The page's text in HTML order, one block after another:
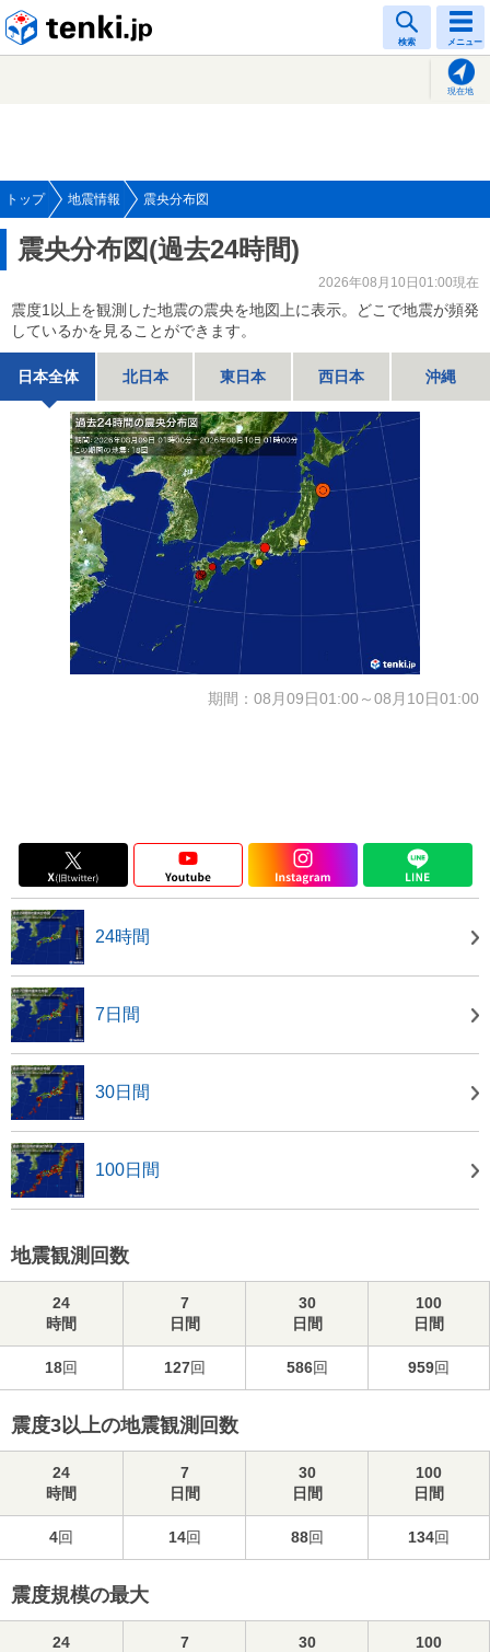
検索 メニュー
現在地
トップ 地震情報 震央分布図
震央分布図(過去24時間)
2026年08月10日01:00現在
震度1以上を観測した地震の震央を地図上に表示。どこで地震が頻発
しているかを見ることができます。
日本全体 北日本 東日本 西日本 沖縄
期間：08月09日01:00～08月10日01:00
24時間
7日間
30日間
100日間
地震観測回数
24
時間
7
日間
30
日間
100
日間
18回 127回 586回 959回
震度3以上の地震観測回数
24
時間
7
日間
30
日間
100
日間
4回 14回 88回 134回
震度規模の最大
24
7
30
100